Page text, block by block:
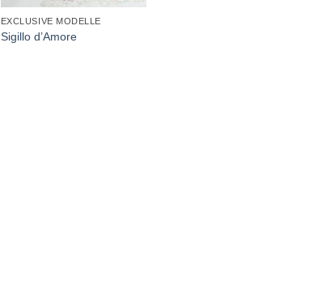
EXCLUSIVE MODELLE
Sigillo d’Amore